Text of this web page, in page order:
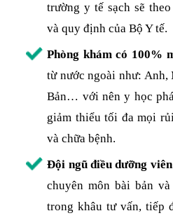
trường y tế sạch sẽ
và quy định của Bộ Y tế.
Phòng khám có 100%
từ nước ngoài như:
Bản… với nên y học
giảm thiểu tối đa mọi
và chữa bệnh.
Đội ngũ điều dưỡng
chuyên môn bài bản
trong khâu tư vấn, tiếp